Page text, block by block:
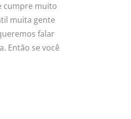
cumpre muito
muita gente
falar
Então se você